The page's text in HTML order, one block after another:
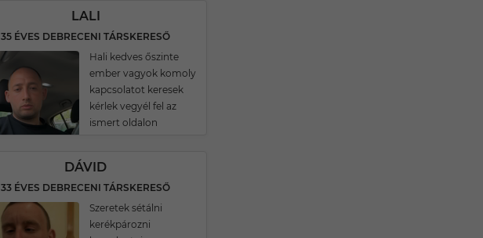
LALI
35 ÉVES DEBRECENI TÁRSKERESŐ
Hali kedves őszinte
ember vagyok komoly
kapcsolatot keresek
kérlek vegyél fel az
ismert oldalon
DÁVID
33 ÉVES DEBRECENI TÁRSKERESŐ
Szeretek sétálni
kerékpározni